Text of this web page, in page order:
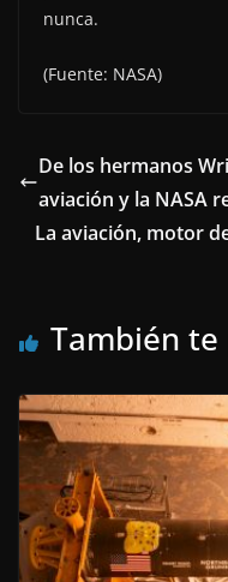
nunca.
(Fuente: NASA)
De los hermanos
aviación y la NASA
La aviación, motor
También